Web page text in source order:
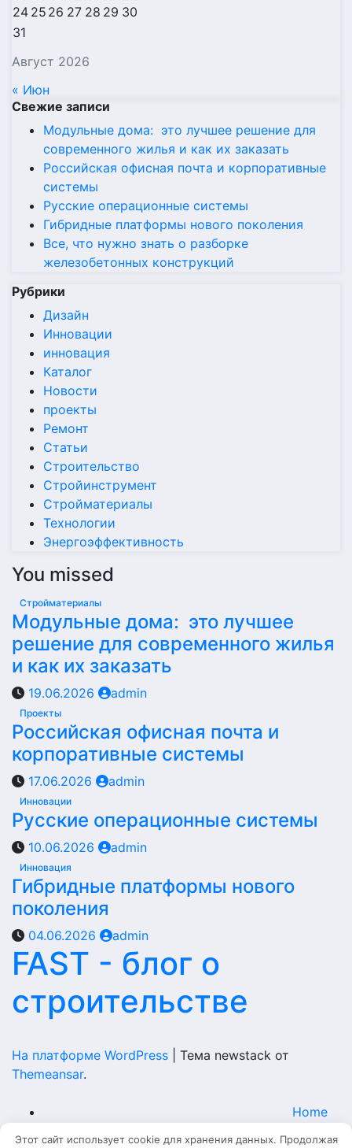
Август 2026
24 25 26 27 28 29 30
31
« Июн
Свежие записи
Модульные дома: это лучшее решение для
современного жилья и как их заказать
Российская офисная почта и корпоративные
системы
Русские операционные системы
Гибридные платформы нового поколения
Все, что нужно знать о разборке
железобетонных конструкций
Рубрики
Дизайн
Инновации
инновация
Каталог
Новости
проекты
Ремонт
Статьи
Строительство
Стройинструмент
Стройматериалы
Технологии
Энергоэффективность
You missed
Стройматериалы
Модульные дома: это лучшее
решение для современного жилья
и как их заказать
19.06.2026 admin
Проекты
Российская офисная почта и
корпоративные системы
17.06.2026 admin
Инновации
Русские операционные системы
10.06.2026 admin
Инновация
Гибридные платформы нового
поколения
04.06.2026 admin
FAST - блог о
строительстве
На платформе WordPress
Тема newstack от
Themeansar.
Home
Главная
Этот сайт использует cookie для хранения данных. Продолжая